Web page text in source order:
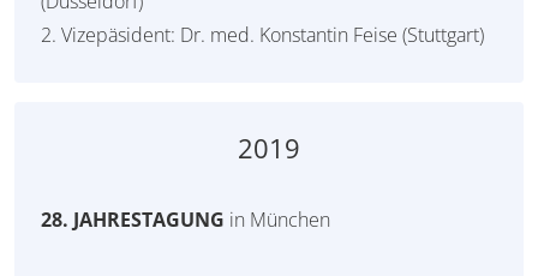
2. Vizepäsident: Dr. med. Konstantin Feise (Stuttgart)
2019
28. JAHRESTAGUNG in München